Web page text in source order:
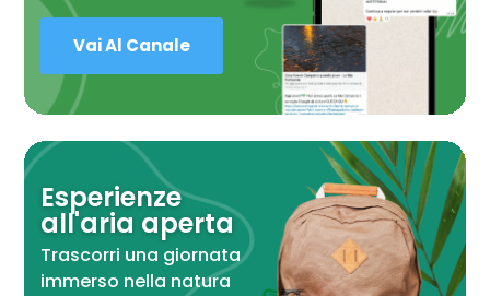
Vai Al Canale
Esperienze
all'aria aperta
Trascorri una giornata
immerso nella natura